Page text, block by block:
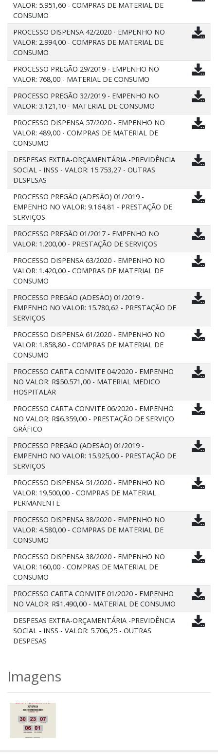
VALOR: 5.951,60 - COMPRAS DE MATERIAL DE
CONSUMO
PROCESSO DISPENSA 42/2020 - EMPENHO NO
VALOR: 2.994,00 - COMPRAS DE MATERIAL DE
CONSUMO
PROCESSO PREGÃO 29/2019 - EMPENHO NO
VALOR: 768,00 - MATERIAL DE CONSUMO
PROCESSO PREGÃO 32/2019 - EMPENHO NO
VALOR: 3.121,10 - MATERIAL DE CONSUMO
PROCESSO DISPENSA 57/2020 - EMPENHO NO
VALOR: 489,00 - COMPRAS DE MATERIAL DE
CONSUMO
DESPESAS EXTRA-ORÇAMENTÁRIA -PREVIDÊNCIA
SOCIAL - INSS - VALOR: 15.753,27 - OUTRAS
DESPESAS
PROCESSO PREGÃO (ADESÃO) 01/2019 -
EMPENHO NO VALOR: 9.164,81 - PRESTAÇÃO DE
SERVIÇOS
PROCESSO PREGÃO 01/2017 - EMPENHO NO
VALOR: 1.200,00 - PRESTAÇÃO DE SERVIÇOS
PROCESSO DISPENSA 63/2020 - EMPENHO NO
VALOR: 1.420,00 - COMPRAS DE MATERIAL DE
CONSUMO
PROCESSO PREGÃO (ADESÃO) 01/2019 -
EMPENHO NO VALOR: 15.780,62 - PRESTAÇÃO DE
SERVIÇOS
PROCESSO DISPENSA 61/2020 - EMPENHO NO
VALOR: 1.858,80 - COMPRAS DE MATERIAL DE
CONSUMO
PROCESSO CARTA CONVITE 04/2020 - EMPENHO
NO VALOR: R$50.571,00 - MATERIAL MEDICO
HOSPITALAR
PROCESSO CARTA CONVITE 06/2020 - EMPENHO
NO VALOR: R$6.359,00 - PRESTAÇÃO DE SERVIÇO
GRÁFICO
PROCESSO PREGÃO (ADESÃO) 01/2019 -
EMPENHO NO VALOR: 15.925,00 - PRESTAÇÃO DE
SERVIÇOS
PROCESSO DISPENSA 51/2020 - EMPENHO NO
VALOR: 19.500,00 - COMPRAS DE MATERIAL
PERMANENTE
PROCESSO DISPENSA 38/2020 - EMPENHO NO
VALOR: 4.580,00 - COMPRAS DE MATERIAL DE
CONSUMO
PROCESSO DISPENSA 38/2020 - EMPENHO NO
VALOR: 160,00 - COMPRAS DE MATERIAL DE
CONSUMO
PROCESSO CARTA CONVITE 01/2020 - EMPENHO
NO VALOR: R$1.490,00 - MATERIAL DE CONSUMO
DESPESAS EXTRA-ORÇAMENTÁRIA -PREVIDÊNCIA
SOCIAL - INSS - VALOR: 5.706,25 - OUTRAS
DESPESAS
Imagens